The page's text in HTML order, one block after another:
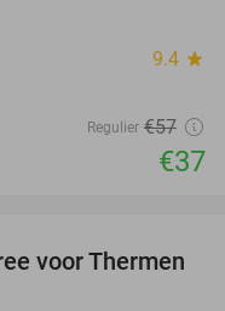
9.4 star
Regulier €57
€37
25%
voor Thermen